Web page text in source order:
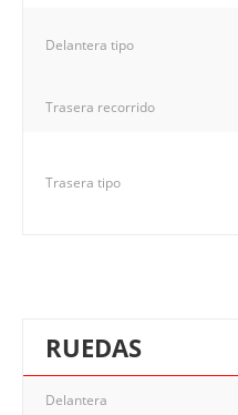
Delantera tipo
Trasera recorrido
Trasera tipo
RUEDAS
Delantera